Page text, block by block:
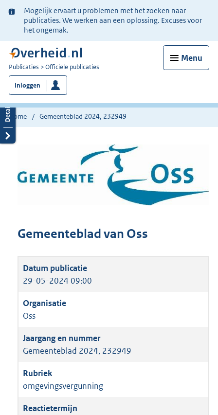
Ter
informatie:
Mogelijk ervaart u problemen met het zoeken naar
publicaties. We werken aan een oplossing. Excuses voor
het ongemak.
Menu
U
bent
nu
hier:
Publicaties Officiële publicaties
Inloggen
Home Gemeenteblad 2024, 232949
Gemeenteblad van Oss
29-05-2024 09:00
Oss
Gemeenteblad 2024, 232949
omgevingsvergunning